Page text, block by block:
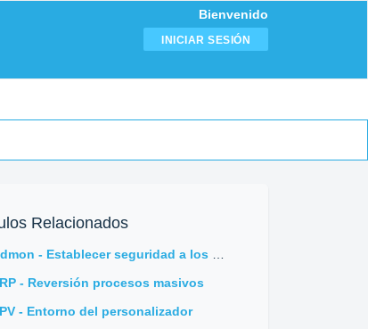
Bienvenido
INICIAR SESIÓN
Relacionados
- Reversión procesos masivos
- Entorno del personalizador